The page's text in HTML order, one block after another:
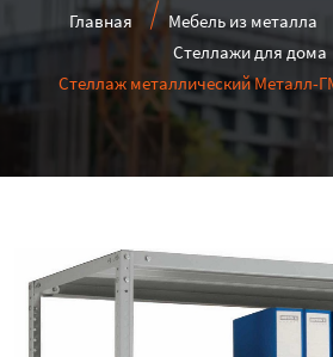
Главная Мебель из металла
Стеллажи для дома
Стеллаж металлический Металл-